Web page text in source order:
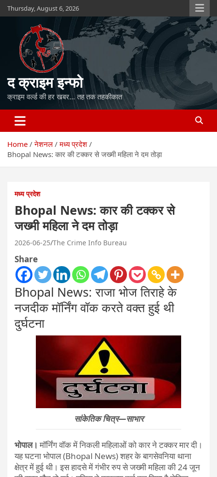
Skip
to
Thursday, August 6, 2026
द क्राइम इन्फो
क्राइम वर्ल्ड की हर खबर… तह तक तहकीकात
Home नेशनल
मध्य प्रदेश
Bhopal News: कार की टक्कर से जख्मी महिला ने दम तोड़ा
मध्य प्रदेश
Bhopal News: कार की टक्कर से
जख्मी महिला ने दम तोड़ा
2026-06-25 The Crime Info Bureau
Share
Bhopal News: राजा भोज तिराहे के
नजदीक मॉर्निंग वॉक करते वक्त हुई थी
दुर्घटना
सांकेतिक चित्र—साभार
भोपाल। मॉर्निंग वॉक में निकली महिलाओं को कार ने टक्कर मार दी।
यह घटना भोपाल (Bhopal News) शहर के बागसेवनिया थाना
क्षेत्र में हुई थी। इस हादसे में गंभीर रुप से जख्मी महिला की 24 जून